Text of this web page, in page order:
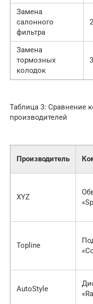
Замена
салонного
фильтра
Замена
тормозных
колодок
Таблица 3: Сравнение
производителей
Производитель
XYZ
Topline
AutoStyle